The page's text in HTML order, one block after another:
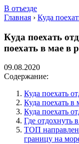
В отъезде
Главная › Куда
Куда поехать
поехать в мае в
09.08.2020
Содержание:
Куда поехать
Куда поехать в
Куда поехать
Где отдохнуть
ТОП
границу на